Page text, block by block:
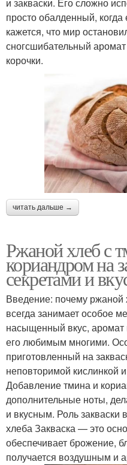
просто обалденный, когда
кажется, что мир
сногсшибательный
корочки.
читать дальше →
Ржаной хлеб с
кориандром на
секретами и
Введение: почему
всегда занимает особое
насыщенный вкус, аромат
его любимым многими.
приготовленный на
неповторимой кислинкой
Добавление тмина и
дополнительные ноты,
и вкусным. Роль закваски
хлеба Закваска — это
обеспечивает брожение,
получается воздушным и